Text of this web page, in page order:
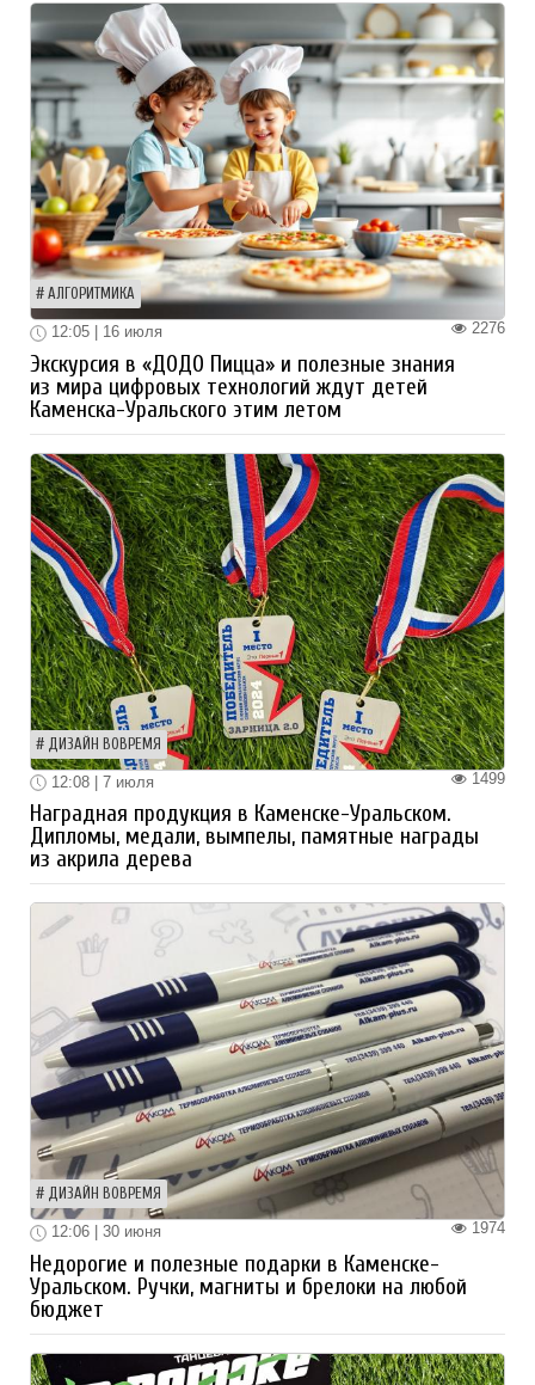
АЛГОРИТМИКА
2276
12:05 | 16 июля
Экскурсия в «ДОДО Пицца» и полезные знания
из мира цифровых технологий ждут детей
Каменска-Уральского этим летом
ДИЗАЙН ВОВРЕМЯ
1499
12:08 | 7 июля
Наградная продукция в Каменске-Уральском.
Дипломы, медали, вымпелы, памятные награды
из акрила дерева
ДИЗАЙН ВОВРЕМЯ
1974
12:06 | 30 июня
Недорогие и полезные подарки в Каменске-
Уральском. Ручки, магниты и брелоки на любой
бюджет